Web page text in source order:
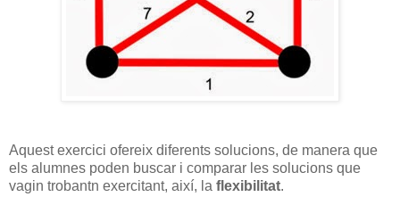
Aquest exercici ofereix diferents solucions, de manera que
els alumnes poden buscar i comparar les solucions que
vagin trobantn exercitant, així, la flexibilitat.